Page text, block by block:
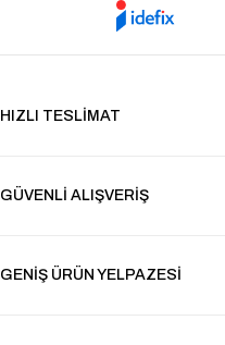
HIZLI TESLİMAT
GÜVENLİ ALIŞVERİŞ
GENİŞ ÜRÜN YELPAZESİ